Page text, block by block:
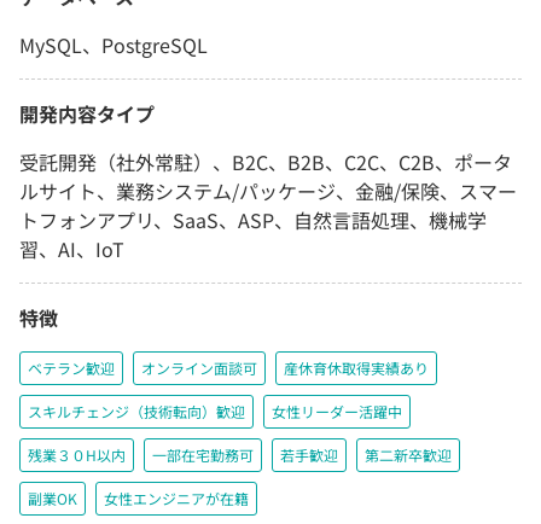
MySQL、PostgreSQL
開発内容タイプ
受託開発（社外常駐）、B2C、B2B、C2C、C2B、ポータ
ルサイト、業務システム/パッケージ、金融/保険、スマー
トフォンアプリ、SaaS、ASP、自然言語処理、機械学
習、AI、IoT
特徴
ベテラン歓迎 オンライン面談可 産休育休取得実績あり
スキルチェンジ（技術転向）歓迎 女性リーダー活躍中
残業３０H以内 一部在宅勤務可 若手歓迎 第二新卒歓迎
副業OK 女性エンジニアが在籍